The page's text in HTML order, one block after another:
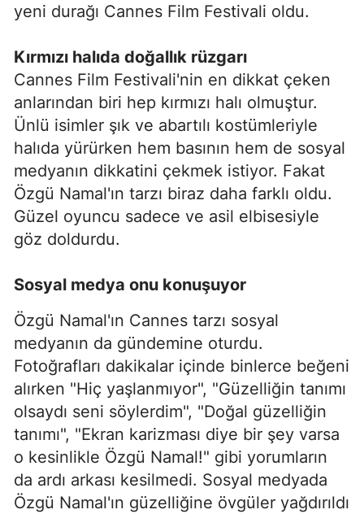
yeni durağı Cannes Film Festivali oldu.
Kırmızı halıda doğallık rüzgarı
Cannes Film Festivali'nin en dikkat çeken
anlarından biri hep kırmızı halı olmuştur.
Ünlü isimler şık ve abartılı kostümleriyle
halıda yürürken hem basının hem de sosyal
medyanın dikkatini çekmek istiyor. Fakat
Özgü Namal'ın tarzı biraz daha farklı oldu.
Güzel oyuncu sadece ve asil elbisesiyle
göz doldurdu.
Sosyal medya onu konuşuyor
Özgü Namal'ın Cannes tarzı sosyal
medyanın da gündemine oturdu.
Fotoğrafları dakikalar içinde binlerce beğeni
alırken "Hiç yaşlanmıyor", "Güzelliğin tanımı
olsaydı seni söylerdim", "Doğal güzelliğin
tanımı", "Ekran karizması diye bir şey varsa
o kesinlikle Özgü Namal!" gibi yorumların
da ardı arkası kesilmedi. Sosyal medyada
Özgü Namal'ın güzelliğine övgüler yağdırıldı